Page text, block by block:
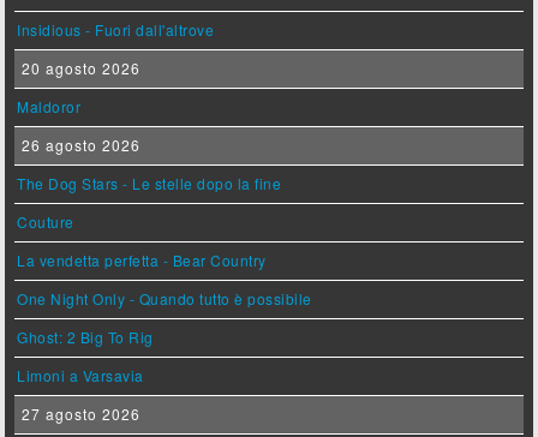
Insidious - Fuori dall'altrove
20 agosto 2026
Maldoror
26 agosto 2026
The Dog Stars - Le stelle dopo la fine
Couture
La vendetta perfetta - Bear Country
One Night Only - Quando tutto è possibile
Ghost: 2 Big To Rig
Limoni a Varsavia
27 agosto 2026